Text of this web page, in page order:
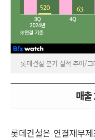
롯데건설 분기 실적 추이/그
매출
롯데건설은 연결재무